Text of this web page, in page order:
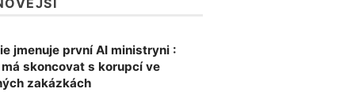
jmenuje první AI ministryni :
má skoncovat s korupcí ve
zakázkách